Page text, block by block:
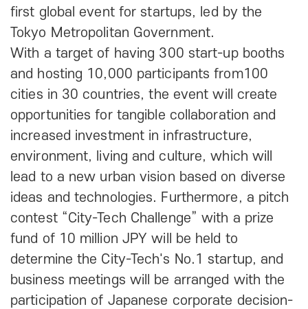
first global event for startups, led by the
Tokyo Metropolitan Government.
With a target of having 300 start-up booths
and hosting 10,000 participants from100
cities in 30 countries, the event will create
opportunities for tangible collaboration and
increased investment in infrastructure,
environment, living and culture, which will
lead to a new urban vision based on diverse
ideas and technologies. Furthermore, a pitch
contest “City-Tech Challenge” with a prize
fund of 10 million JPY will be held to
determine the City-Tech's No.1 startup, and
business meetings will be arranged with the
participation of Japanese corporate decision-